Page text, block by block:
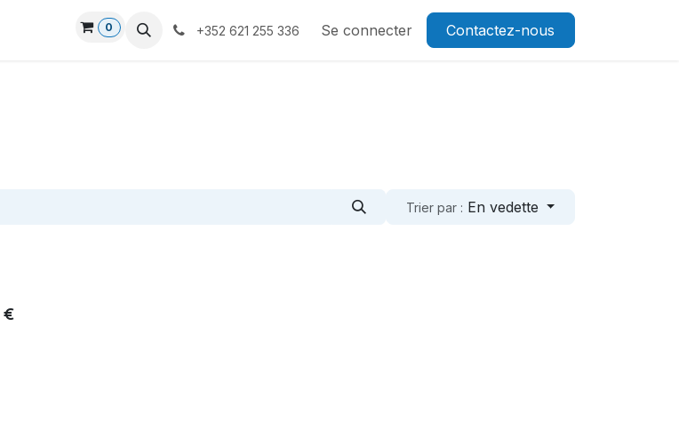
0 +352 621 255 336 Se connecter Contactez-nous
Trier par : En vedette
€